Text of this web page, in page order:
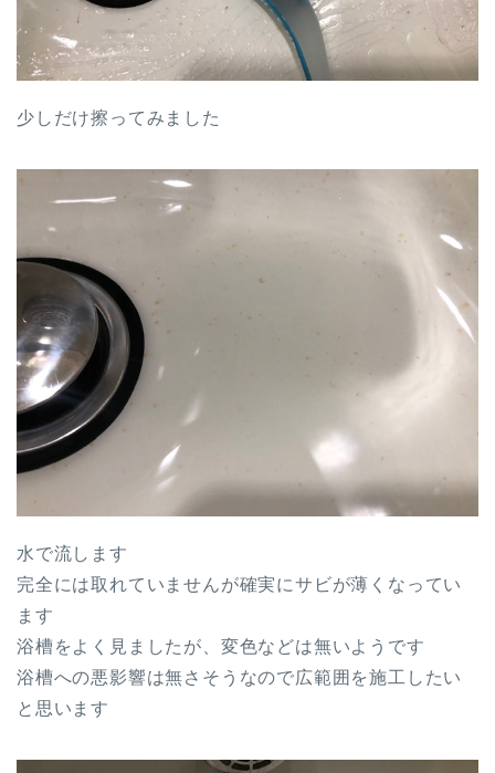
少しだけ擦ってみました
水で流します
完全には取れていませんが確実にサビが薄くなってい
ます
浴槽をよく見ましたが、変色などは無いようです
浴槽への悪影響は無さそうなので広範囲を施工したい
と思います